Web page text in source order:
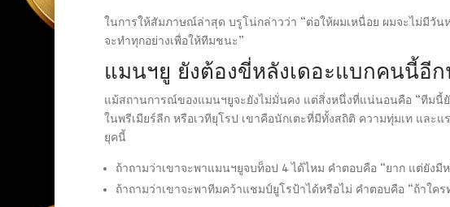
ในการให้สัมภาษณ์ล่าสุด บรูโน่กล่าวว่า “ต่อให้ผมเหนื่อย ผมจะไม่มีวัน
จะทำทุกอย่างเพื่อให้ทีมชนะ”
แมนฯยู ยังต้องขี่หลังเดอะแบกคนนี้อี
แม้สถานการณ์ของแมนฯยูจะยังไม่มั่นคง แต่สิ่งหนึ่งที่แน่นอนคือ “ทีมนี้ยั
ในพรีเมียร์ลีก หรือเวทียุโรป เขาคือนักเตะที่มีทั้งสถิติ ความทุ่มเท และ
ยุคนี้
ถ้าถามว่าเขาจะพาแมนฯยูจบท็อป 4 ได้ไหม คำตอบคือ “ยาก แต่ยังมีห
ถ้าถามว่าเขาจะพาทีมคว้าแชมป์ยูโรป้าได้หรือไม่ คำตอบคือ “ถ้าใค